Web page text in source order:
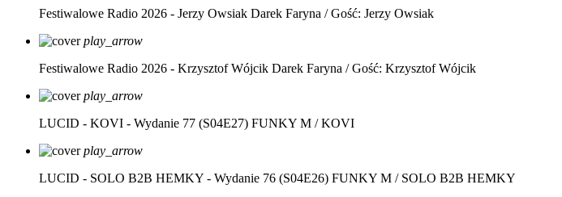
Festiwalowe Radio 2026 - Jerzy Owsiak Darek Faryna / Gość: Jerzy Owsiak
play_arrow
Festiwalowe Radio 2026 - Krzysztof Wójcik Darek Faryna / Gość: Krzysztof Wójcik
play_arrow
LUCID - KOVI - Wydanie 77 (S04E27) FUNKY M / KOVI
play_arrow
LUCID - SOLO B2B HEMKY - Wydanie 76 (S04E26) FUNKY M / SOLO B2B HEMKY